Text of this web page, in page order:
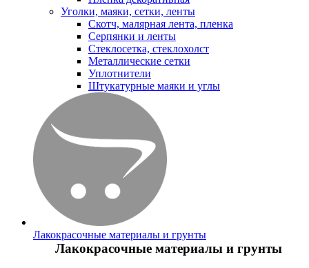
Уголки, маяки, сетки, ленты
Скотч, малярная лента, пленка
Серпянки и ленты
Стеклосетка, стеклохолст
Металлические сетки
Уплотнители
Штукатурные маяки и углы
Лакокрасочные материалы и грунты
Лакокрасочные материалы и грунты